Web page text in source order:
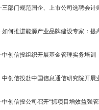
·三部门规范国企、上市公司选聘会
·如何推进能源产业品牌建设专家：
·中创信投组织开展基金管理实务培训
·中创信投赴中国信息通信研究院开展
·中创信投公司召开“抓项目增效益强